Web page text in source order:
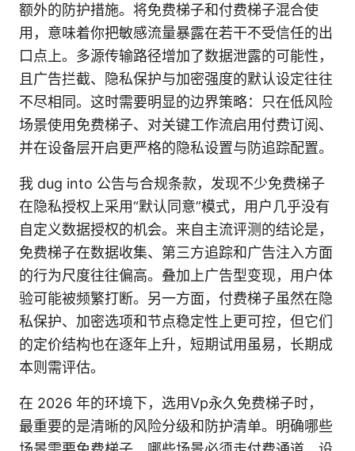
额外的防护措施。将免费梯子和付费梯子混合使
用，意味着你把敏感流量暴露在若干不受信任的出
口点上。多源传输路径增加了数据泄露的可能性，
且广告拦截、隐私保护与加密强度的默认设定往往
不尽相同。这时需要明显的边界策略：只在低风险
场景使用免费梯子、对关键工作流启用付费订阅、
并在设备层开启更严格的隐私设置与防追踪配置。
我 dug into 公告与合规条款，发现不少免费梯子
在隐私授权上采用“默认同意”模式，用户几乎没有
自定义数据授权的机会。来自主流评测的结论是，
免费梯子在数据收集、第三方追踪和广告注入方面
的行为尺度往往偏高。叠加上广告型变现，用户体
验可能被频繁打断。另一方面，付费梯子虽然在隐
私保护、加密选项和节点稳定性上更可控，但它们
的定价结构也在逐年上升，短期试用虽易，长期成
本则需评估。
在 2026 年的环境下，选用Vp永久免费梯子时，
最重要的是清晰的风险分级和防护清单。明确哪些